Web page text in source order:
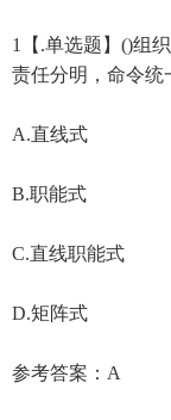
1【.单选题】()组
责任分明，命令统
A.直线式
B.职能式
C.直线职能式
D.矩阵式
参考答案：A